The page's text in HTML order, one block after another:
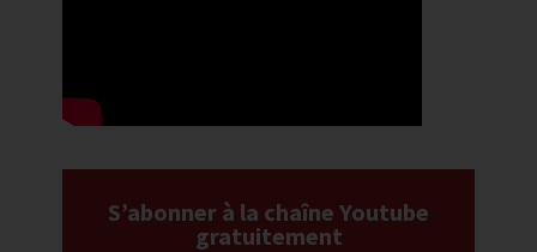
S’abonner à la chaîne Youtube
gratuitement